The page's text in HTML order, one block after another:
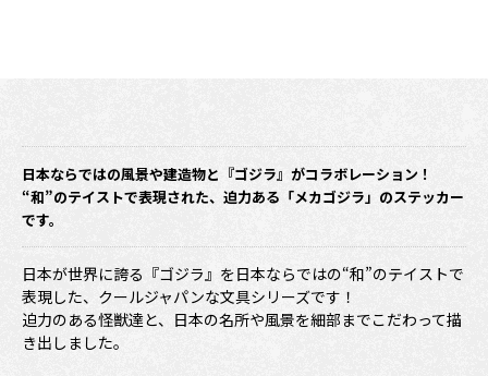
日本ならではの風景や建造物と『ゴジラ』がコラボレーション！
“和”のテイストで表現された、迫力ある「メカゴジラ」のステッカー
です。
日本が世界に誇る『ゴジラ』を日本ならではの“和”のテイストで
表現した、クールジャパンな文具シリーズです！
迫力のある怪獣達と、日本の名所や風景を細部までこだわって描
き出しました。